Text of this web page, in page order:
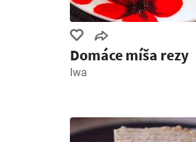
Domáce míša rezy
Iwa